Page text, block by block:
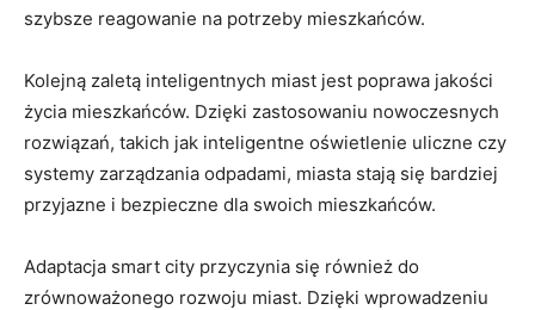
szybsze reagowanie na potrzeby mieszkańców.
Kolejną zaletą inteligentnych miast jest poprawa jakości
życia mieszkańców. Dzięki zastosowaniu nowoczesnych
rozwiązań, takich jak inteligentne oświetlenie uliczne czy
systemy zarządzania odpadami, miasta stają się bardziej
przyjazne i bezpieczne dla swoich mieszkańców.
Adaptacja smart city przyczynia się również do
zrównoważonego rozwoju miast. Dzięki wprowadzeniu